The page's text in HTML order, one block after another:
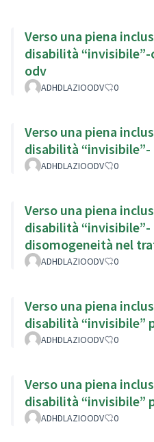
Verso una piena
disabilità
odv
ADHDLAZIOODV 0
Verso una piena
disabilità
ADHDLAZIOODV 0
Verso una piena
disabilità “invisibile”-
disomogeneità nel
caricoADHDLAZIOODV 0
Verso una piena
disabilità “invisibile”
ADHDLAZIOODV 0
Verso una piena
disabilità “invisibile”
ADHDLAZIOODV 0